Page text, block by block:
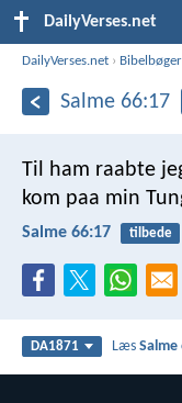
DailyVerses.net
DailyVerses.net › Bibelbøger
Salme 66:17
Til ham raabte
kom paa min
Salme 66:17 tilbede
DA1871 LæsSalme